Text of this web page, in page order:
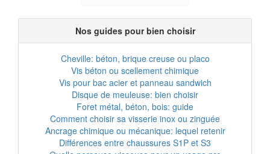
Nos guides pour bien choisir
Cheville: béton, brique creuse ou placo
Vis béton ou scellement chimique
Vis pour bac acier et panneau sandwich
Disque de meuleuse: bien choisir
Foret métal, béton, bois: guide
Comment choisir sa visserie inox ou zinguée
Ancrage chimique ou mécanique: lequel retenir
Différences entre chaussures S1P et S3